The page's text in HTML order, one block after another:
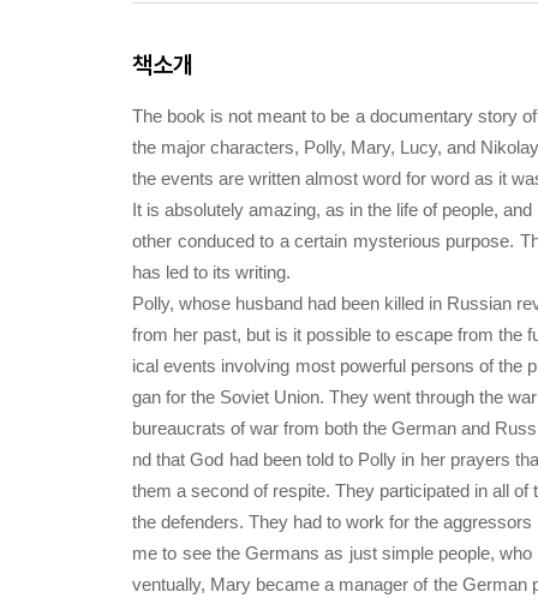
책소개
The book is not meant to be a documentary story
the major characters, Polly, Mary, Lucy, and
the events are written almost word for word as it
It is absolutely amazing, as in the life of people,
other conduced to a certain mysterious purpose.
has led to its writing.
Polly, whose husband had been killed in Russian
from her past, but is it possible to escape from the
ical events involving most powerful persons of the
gan for the Soviet Union. They went through the
bureaucrats of war from both the German and
nd that God had been told to Polly in her prayers
them a second of respite. They participated in all
the defenders. They had to work for the
me to see the Germans as just simple people,
ventually, Mary became a manager of the